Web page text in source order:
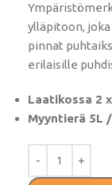
ylläpitoon,
pinnat
erilaisille
Laatikossa 2
Myyntierä 5L